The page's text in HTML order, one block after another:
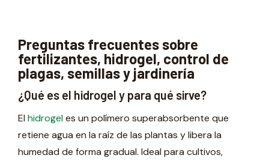
Preguntas frecuentes sobre
fertilizantes, hidrogel, control de
plagas, semillas y jardinería
¿Qué es el hidrogel y para qué sirve?
Elhidrogeles un polímero superabsorbente que
retiene agua en la raíz de las plantas y libera la
humedad de forma gradual. Ideal para cultivos,